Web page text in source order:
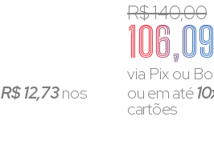
R$ 12,73nos
R$ 140,00
106,09
via Pix ou
ou em até
cartões